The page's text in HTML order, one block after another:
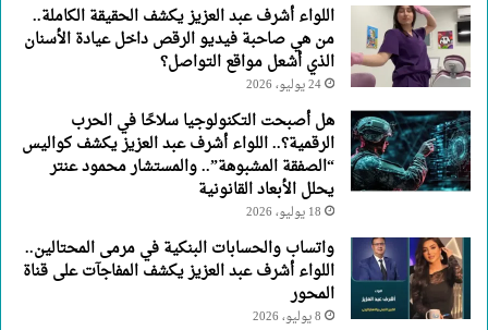
اللواء أشرف عبد العزيز يكشف الحقيقة الكاملة..
من هي صاحبة فيديو الرقص داخل عيادة الأسنان
الذي أشعل مواقع التواصل؟
24 يوليو، 2026
هل أصبحت التكنولوجيا سلاحًا في الحرب
الرقمية؟.. اللواء أشرف عبد العزيز يكشف كواليس
“الصفقة المشبوهة”.. والمستشار محمود عنتر
يحلل الأبعاد القانونية
18 يوليو، 2026
واتساب والحسابات البنكية في مرمى المحتالين..
اللواء أشرف عبد العزيز يكشف المفاجآت على قناة
المحور
8 يوليو، 2026